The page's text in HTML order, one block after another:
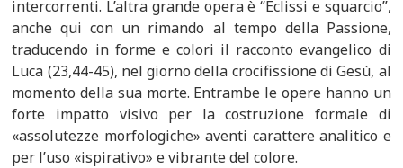
intercorrenti. L’altra grande opera è “Eclissi e squarcio”,
anche qui con un rimando al tempo della Passione,
traducendo in forme e colori il racconto evangelico di
Luca (23,44-45), nel giorno della crocifissione di Gesù, al
momento della sua morte. Entrambe le opere hanno un
forte impatto visivo per la costruzione formale di
«assolutezze morfologiche» aventi carattere analitico e
per l’uso «ispirativo» e vibrante del colore.